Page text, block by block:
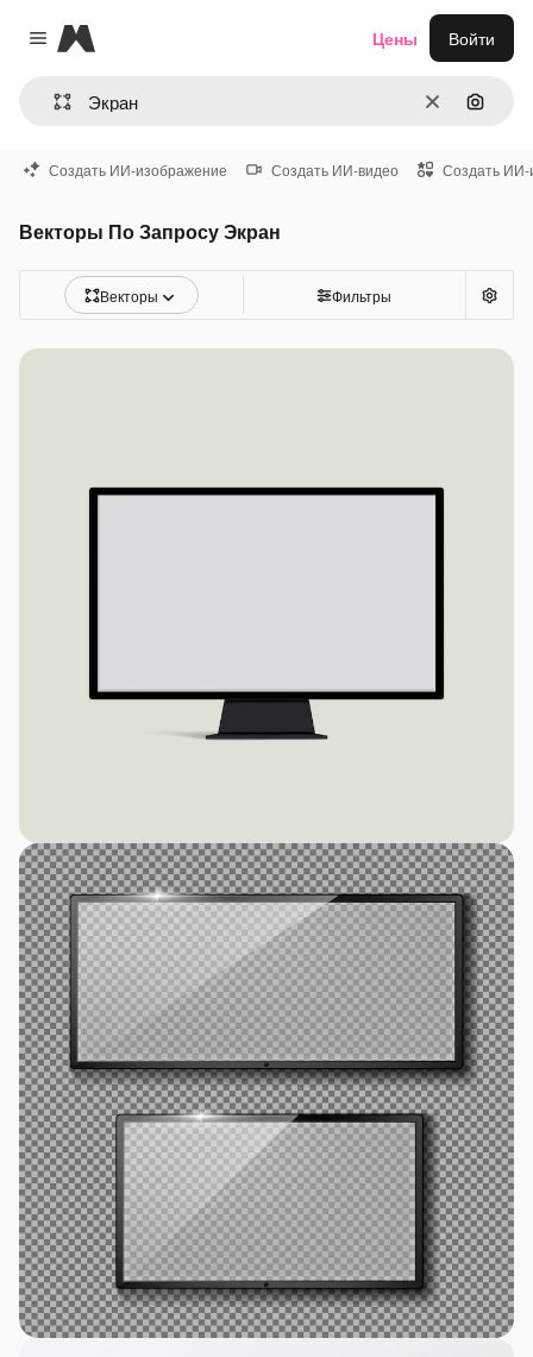
Close menu
Magnific
ОчиститьПоиск
Цены Войти
Создать ИИ-изображение Создать ИИ-видео Создать ИИ-
Векторы По Запросу Экран
Векторы Фильтры